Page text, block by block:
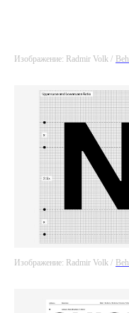
Изображение: Radmir Volk /
Изображение: Radmir Volk /